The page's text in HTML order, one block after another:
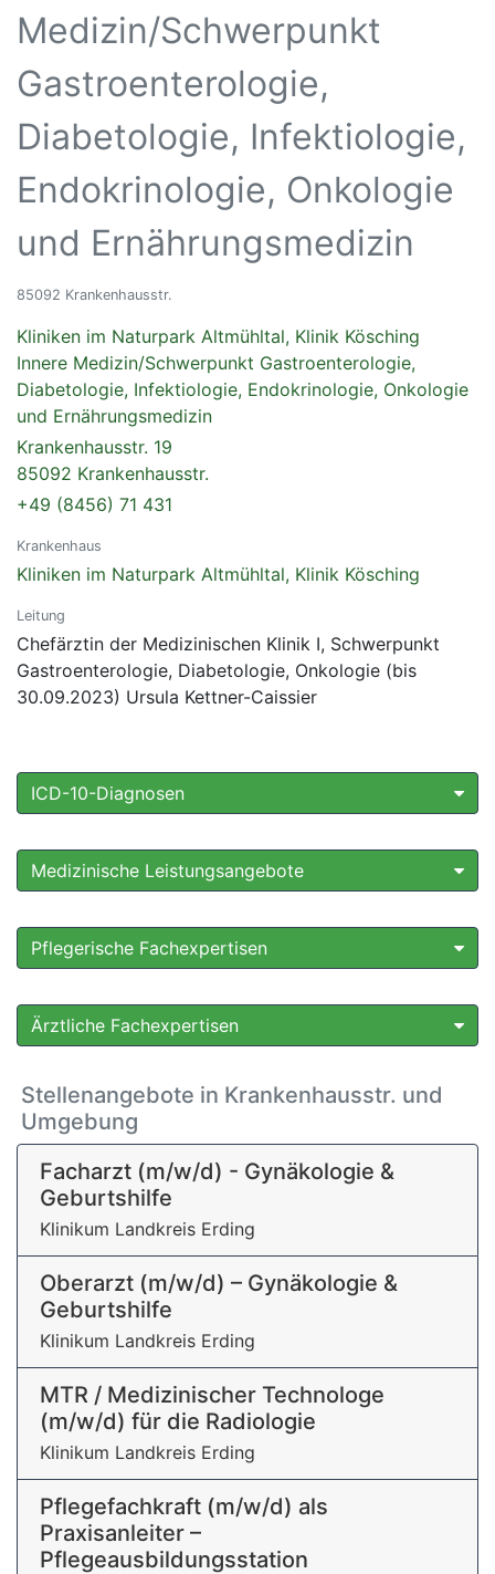
Medizin/Schwerpunkt
Gastroenterologie,
Diabetologie, Infektiologie,
Endokrinologie, Onkologie
und Ernährungsmedizin
85092 Krankenhausstr.
Kliniken im Naturpark Altmühltal, Klinik Kösching
Innere Medizin/Schwerpunkt Gastroenterologie,
Diabetologie, Infektiologie, Endokrinologie, Onkologie
und Ernährungsmedizin
Krankenhausstr. 19
85092 Krankenhausstr.
+49 (8456) 71 431
Krankenhaus
Kliniken im Naturpark Altmühltal, Klinik Kösching
Leitung
Chefärztin der Medizinischen Klinik I, Schwerpunkt
Gastroenterologie, Diabetologie, Onkologie (bis
30.09.2023) Ursula Kettner-Caissier
ICD-10-Diagnosen
Medizinische Leistungsangebote
Pflegerische Fachexpertisen
Ärztliche Fachexpertisen
Stellenangebote in Krankenhausstr. und
Umgebung
Facharzt (m/w/d) - Gynäkologie &
Geburtshilfe
Klinikum Landkreis Erding
Oberarzt (m/w/d) – Gynäkologie &
Geburtshilfe
Klinikum Landkreis Erding
MTR / Medizinischer Technologe
(m/w/d) für die Radiologie
Klinikum Landkreis Erding
Pflegefachkraft (m/w/d) als
Praxisanleiter –
Pflegeausbildungsstation